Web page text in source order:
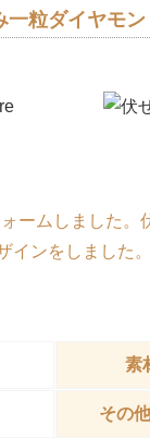
一粒ダイヤモン
ームしました。
ンをしました
素
その